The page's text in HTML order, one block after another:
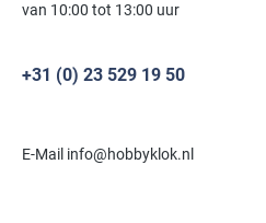
van 10:00 tot 13:00 uur
+31 (0) 23 529 19 50
E-Mail info@hobbyklok.nl